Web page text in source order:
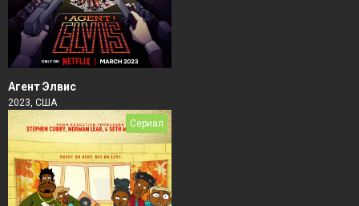
Агент Элвис
2023, США
Сериал